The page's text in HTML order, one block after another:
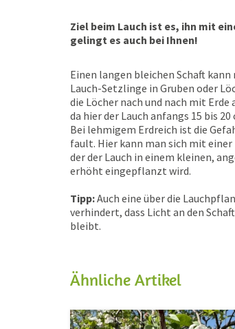
Ziel beim Lauch ist es, ihn mit
gelingt es auch bei Ihnen!
Einen langen bleichen Schaft
Lauch-Setzlinge in Gruben oder
die Löcher nach und nach mit
da hier der Lauch anfangs 15 bis
Bei lehmigem Erdreich ist die
fault. Hier kann man sich mit
der der Lauch in einem kleinen,
erhöht eingepflanzt wird.
Tipp:Auch eine über die
verhindert, dass Licht an den
bleibt.
Ähnliche Artikel